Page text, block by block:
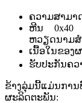
ຄວາມ​ສາ​ມາ
ຫີນ 0x40
ຫວຽດ​ນາມ​ສໍ
ເນື້ອໃນຂອງ
ຮັບ​ປະ​ກັນ​ຄວ
ຂ້າງລຸ່ມນີ້ແມ່ນການ
ຜະລິດຕະພັນ: